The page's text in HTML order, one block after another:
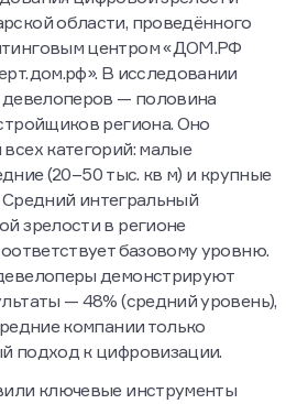
области, проведённого
центром «ДОМ.РФ
В исследовании
девелоперов — половина
региона. Оно
категорий: малые
(20–50 тыс. кв м) и крупные
Средний интегральный
зрелости в регионе
базовому уровню.
демонстрируют
— 48% (средний уровень),
компании только
подход к цифровизации.
ключевые инструменты